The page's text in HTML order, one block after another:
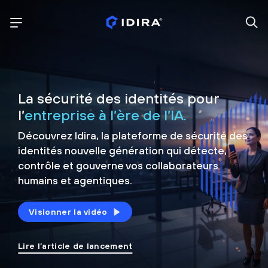
La sécurité des identités pour
l’entreprise à l’ère de l’IA.
Découvrez Idira, la plateforme de sécuritédes
identités nouvelle génération qui détecte,
contrôle et gouverne vos collaborateurs
humains et agentiques.
Visionner la vidéo
Lire l’article de lancement